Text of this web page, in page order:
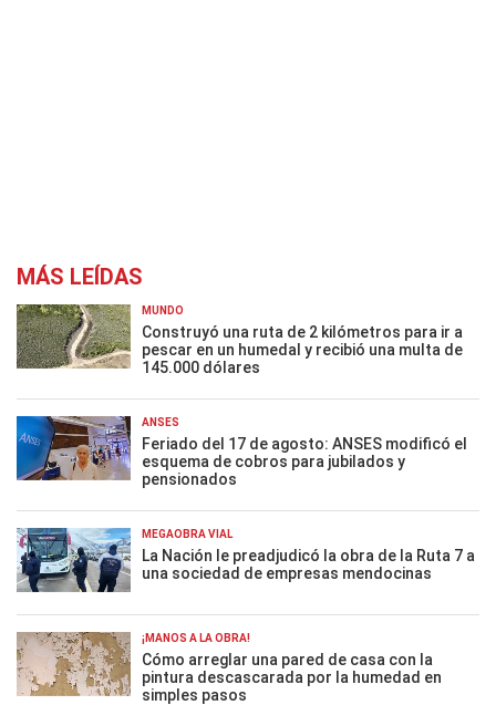
MÁS LEÍDAS
MUNDO
Construyó una ruta de 2 kilómetros para ir a
pescar en un humedal y recibió una multa de
145.000 dólares
ANSES
Feriado del 17 de agosto: ANSES modificó el
esquema de cobros para jubilados y
pensionados
MEGAOBRA VIAL
La Nación le preadjudicó la obra de la Ruta 7 a
una sociedad de empresas mendocinas
¡MANOS A LA OBRA!
Cómo arreglar una pared de casa con la
pintura descascarada por la humedad en
simples pasos